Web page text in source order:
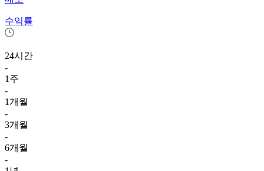
수익률
24시간
-
1주
-
1개월
-
3개월
-
6개월
-